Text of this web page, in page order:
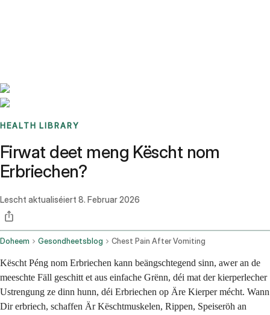
HEALTH LIBRARY
Firwat deet meng Këscht nom
Erbriechen?
Lescht aktualiséiert 8. Februar 2026
Doheem Gesondheetsblog Chest Pain After Vomiting
Këscht Péng nom Erbriechen kann beängschtegend sinn, awer an de
meeschte Fäll geschitt et aus einfache Grënn, déi mat der kierperlecher
Ustrengung ze dinn hunn, déi Erbriechen op Äre Kierper mécht. Wann
Dir erbriech, schaffen Är Këschtmuskelen, Rippen, Speiseröh an